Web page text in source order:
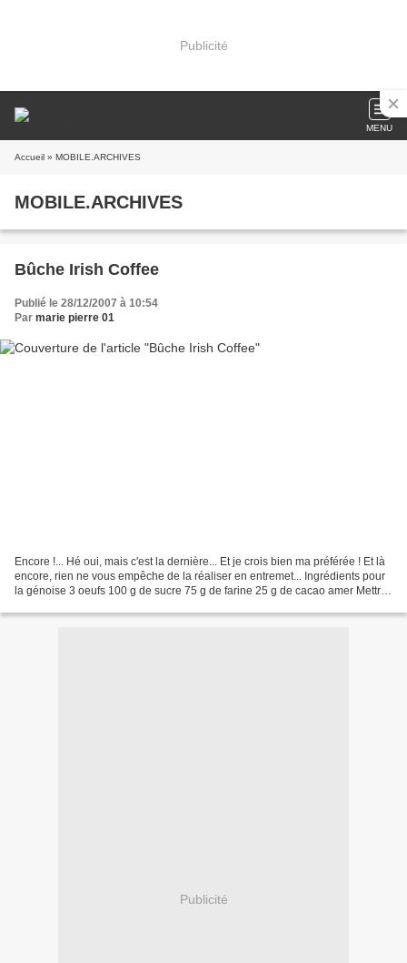
Publicité
MENU
Accueil » MOBILE.ARCHIVES
MOBILE.ARCHIVES
Bûche Irish Coffee
Publié le 28/12/2007 à 10:54
Par marie pierre 01
Encore !... Hé oui, mais c'est la dernière... Et je crois bien ma préférée ! Et là
encore, rien ne vous empêche de la réaliser en entremet... Ingrédients pour
la génoise 3 oeufs 100 g de sucre 75 g de farine 25 g de cacao amer Mettre
Publicité